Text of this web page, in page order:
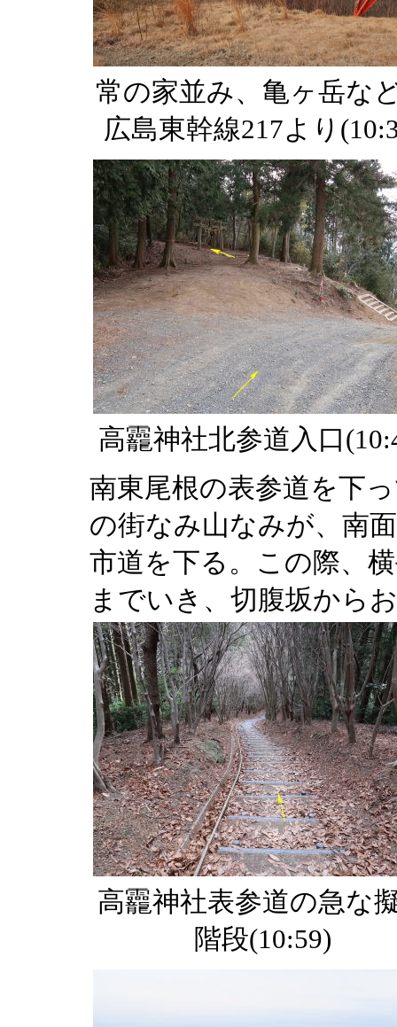
常の家並み、亀ヶ岳
広島東幹線217より
高龗神社北参道入口
南東尾根の表参道を下
の街なみ山なみが、南
市道を下る。この際、
までいき、切腹坂から
高龗神社表参道の急な
階段(10:59)